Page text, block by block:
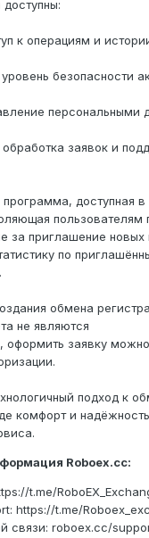
к операциям и
безопасности
персональными
заявок и
доступная
пользователям
за приглашение новых
по
обмена
не являются
оформить заявку
подход к
комфорт и
Roboex.сс:
t.me/
https://t.me/
связи: roboex.cc/